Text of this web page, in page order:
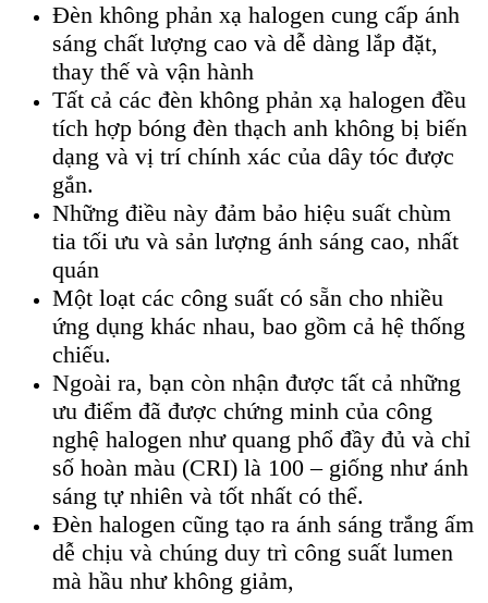
Đèn không phản xạ halogen cung cấp ánh
sáng chất lượng cao và dễ dàng lắp đặt,
thay thế và vận hành
Tất cả các đèn không phản xạ halogen đều
tích hợp bóng đèn thạch anh không bị biến
dạng và vị trí chính xác của dây tóc được
gắn.
Những điều này đảm bảo hiệu suất chùm
tia tối ưu và sản lượng ánh sáng cao, nhất
quán
Một loạt các công suất có sẵn cho nhiều
ứng dụng khác nhau, bao gồm cả hệ thống
chiếu.
Ngoài ra, bạn còn nhận được tất cả những
ưu điểm đã được chứng minh của công
nghệ halogen như quang phổ đầy đủ và chỉ
số hoàn màu (CRI) là 100 – giống như ánh
sáng tự nhiên và tốt nhất có thể.
Đèn halogen cũng tạo ra ánh sáng trắng ấm
dễ chịu và chúng duy trì công suất lumen
mà hầu như không giảm,